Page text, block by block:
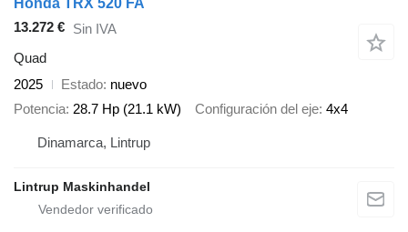
Honda TRX 520 FA
13.272 € Sin IVA
Quad
2025
Estado nuevo
Potencia 28.7 Hp (21.1 kW) Configuración del eje 4x4
Dinamarca, Lintrup
Lintrup Maskinhandel